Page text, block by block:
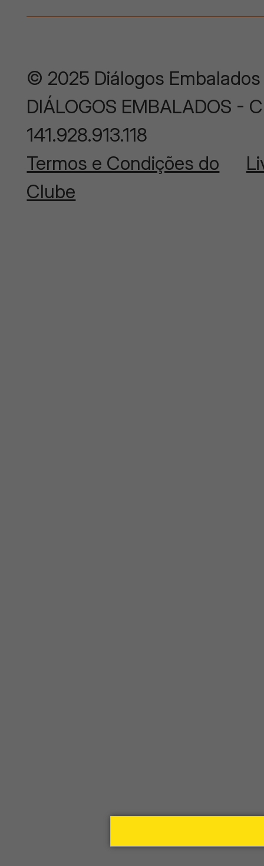
© 2025 Diálogos Embalados
DIÁLOGOS EMBALADOS -
141.928.913.118
Termos e Condições do
Clube